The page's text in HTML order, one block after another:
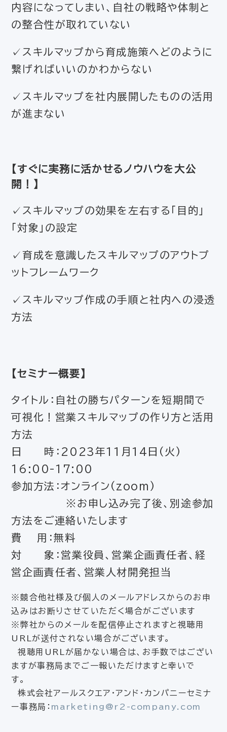
内容になってしまい、自社の戦略や体制と
の整合性が取れていない
✓スキルマップから育成施策へどのように
繋げればいいのかわからない
✓スキルマップを社内展開したものの活用
が進まない
【すぐに実務に活かせるノウハウを大公
開！】
✓スキルマップの効果を左右する「目的」
「対象」の設定
✓育成を意識したスキルマップのアウトプ
ットフレームワーク
✓スキルマップ作成の手順と社内への浸透
方法
【セミナー概要】
タイトル：自社の勝ちパターンを短期間で
可視化！営業スキルマップの作り方と活用
方法
日 時：2023年11月14日(火)
16:00-17:00
参加方法：オンライン(zoom)
※お申し込み完了後、別途参加
方法をご連絡いたします
費 用：無料
対 象：営業役員、営業企画責任者、経
営企画責任者、営業人材開発担当
※競合他社様及び個人のメールアドレスからのお申
込みはお断りさせていただく場合がございます
※弊社からのメールを配信停止されますと視聴用
URLが送付されない場合がございます。
視聴用URLが届かない場合は、お手数ではござい
ますが事務局までご一報いただけますと幸いで
す。
株式会社アールスクエア・アンド・カンパニーセミナ
ー事務局： marketing@r2-company.com